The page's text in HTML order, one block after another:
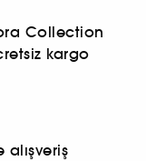
Collection
kargo